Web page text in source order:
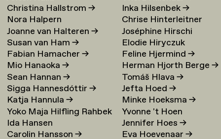
Christina Hallstrom→
Nora Halpern
Joanne van Halteren→
Susan van Ham→
Fabian Hamacher→
Mio Hanaoka→
Sean Hannan→
Sigga Hannesdóttir→
Katja Hannula→
Yoko Maja Hilfling Rahbek
Hansen→
Ida Hansen
Carolin Hansson→
Inka Hilsenbek→
Chrise Hinterleitner
Joséphine Hirschi
Elodie Hiryczuk
Feline Hjermind→
Herman Hjorth Berge→
Tomáš Hlava→
Jefta Hoed→
Minke Hoeksma→
Yvonne 't Hoen
Jennifer Hoes→
Eva Hoevenaar→